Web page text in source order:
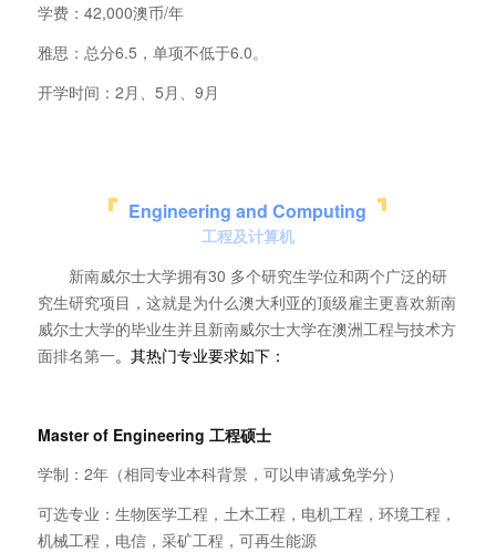
学费：42,000澳币/年
雅思：总分6.5，单项不低于6.0。
开学时间：2月、5月、9月
Engineering and Computing
工程及计算机
新南威尔士大学拥有30 多个研究生学位和两个广泛的研
究生研究项目，这就是为什么澳大利亚的顶级雇主更喜欢新南
威尔士大学的毕业生并且新南威尔士大学在澳洲工程与技术方
面排名第一。其热门专业要求如下：
Master of Engineering 工程硕士
学制：2年（相同专业本科背景，可以申请减免学分）
可选专业：生物医学工程，土木工程，电机工程，环境工程，
机械工程，电信，采矿工程，可再生能源